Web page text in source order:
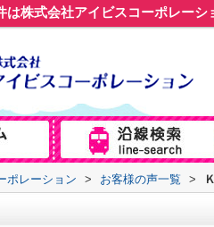
は株式会社アイビスコーポレーシ
ポレーション > お客様の声一覧 >